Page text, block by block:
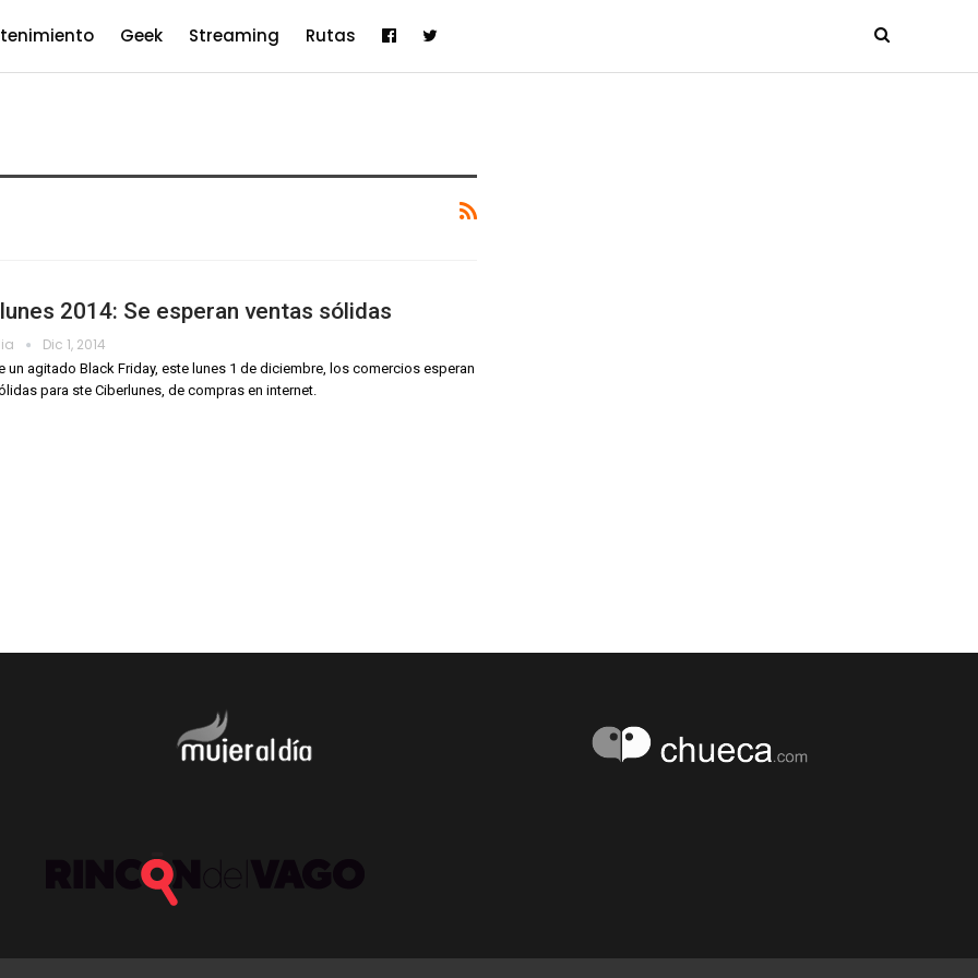
Geek Streaming Rutas
2014: Se esperan ventas sólidas
Dic 1, 2014
un agitado Black Friday, este lunes 1 de diciembre, los comercios esperan
para ste Ciberlunes, de compras en internet.